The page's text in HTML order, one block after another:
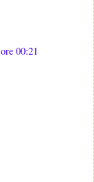
00:21